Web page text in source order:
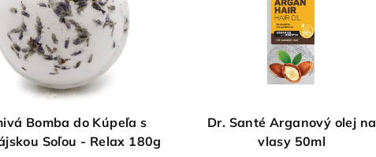
Bomba do Kúpeľa s
Soľou - Relax 180g
Dr. Santé Arganový olej na
vlasy 50ml